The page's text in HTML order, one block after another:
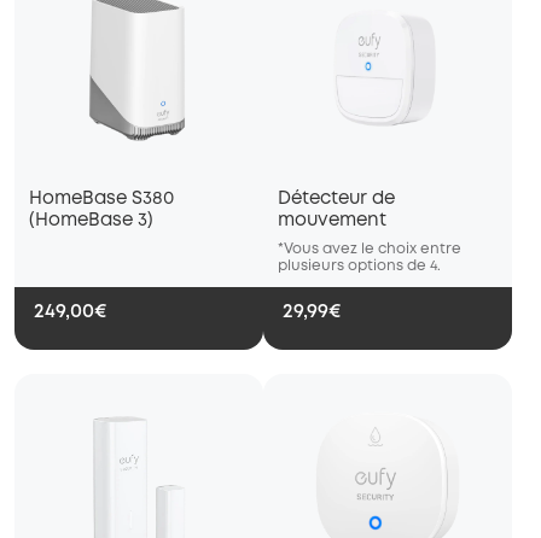
HomeBase S380
(HomeBase 3)
249,00€
Détecteur de
mouvement
*Vous avez le choix entre
plusieurs options de 4.
29,99€